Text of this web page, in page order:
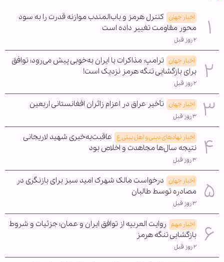
اخبار جهان کنترل هرمز و باب‌المندب موازنه قدرت را به سود
محور مقاومت تغییر داده است
۲ روز قبل
اخبار جهان ترامپ: مذاکرات با ایران به‌خوبی پیش می‌رود؛ توافق
برای بازگشایی تنگه هرمز نزدیک است!
۲ روز قبل
اخبار جهان تأخیر عراق در اعزام زائران افغانستانی اربعین
۳ روز قبل
اخبار نهادهای دینی و اهل بیتی ع عاقبت‌به‌خیری شهید لاریجانی
نتیجه سال‌ها مجاهدت و اخلاص بود
۳ روز قبل
اخبار جهان درخواست مالک شهرک امید سبز برای بازنگری در
مصادره توسط طالبان
۳ روز قبل
اخبار مهم روایت العربیه از توافق ایران و عمان؛ جزئیات و شروط
بازگشایی تنگه هرمز
۲ روز قبل